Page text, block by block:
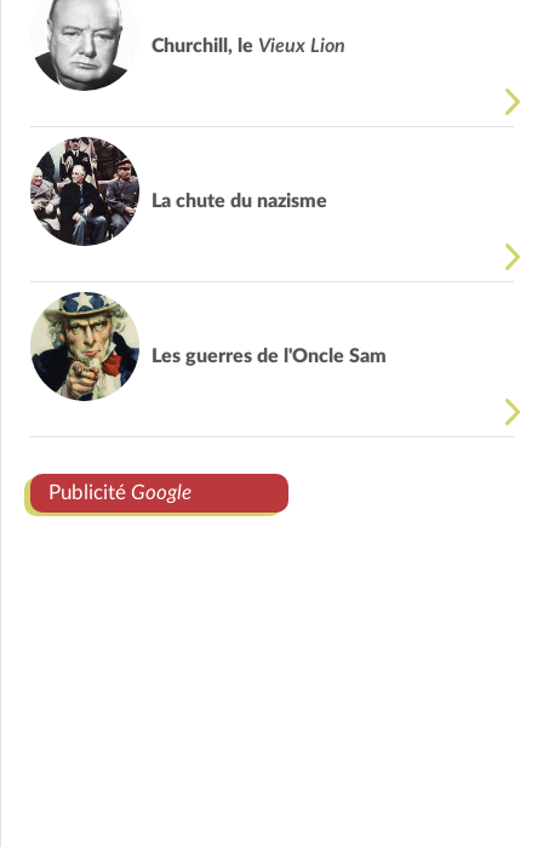
Churchill, le Vieux Lion
La chute du nazisme
Les guerres de l'Oncle Sam
Publicité Google